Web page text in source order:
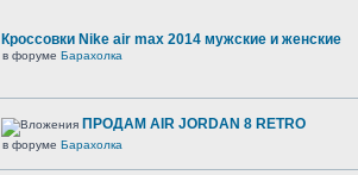
Кроссовки Nike air max 2014 мужские и женские
в форуме Барахолка
ПРОДАМ AIR JORDAN 8 RETRO
в форуме Барахолка